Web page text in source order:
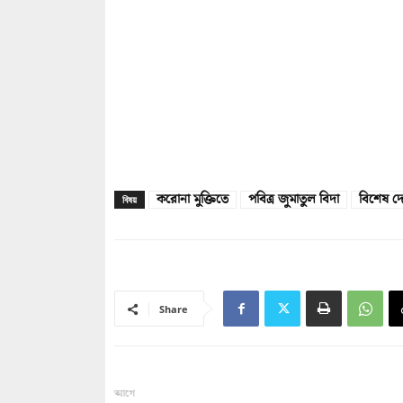
বিষয় করোনা মুক্তিতে পবিত্র জুমাতুল বিদা বিশেষ
Share
আগে